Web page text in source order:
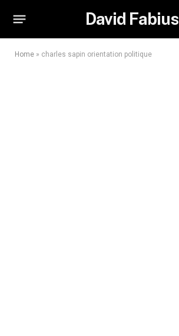
David Fabius
Home » charles sapin orientation politique